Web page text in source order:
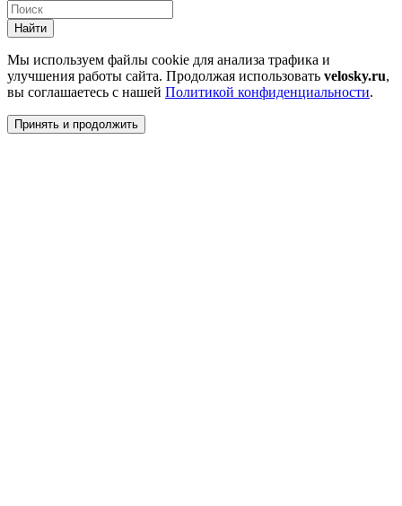
Найти
Мы используем файлы cookie для анализа трафика и
улучшения работы сайта. Продолжая использовать velosky.ru,
вы соглашаетесь с нашей Политикой конфиденциальности.
Принять и продолжить